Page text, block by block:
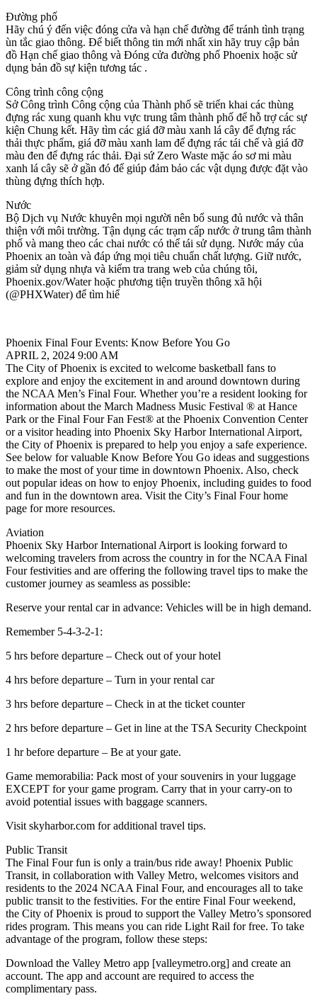
Đường phố
Hãy chú ý đến việc đóng cửa và hạn chế đường để tránh tình trạng
ùn tắc giao thông. Để biết thông tin mới nhất xin hãy truy cập bản
đồ Hạn chế giao thông và Đóng cửa đường phố Phoenix hoặc sử
dụng bản đồ sự kiện tương tác .
Công trình công cộng
Sở Công trình Công cộng của Thành phố sẽ triển khai các thùng
đựng rác xung quanh khu vực trung tâm thành phố để hỗ trợ các sự
kiện Chung kết. Hãy tìm các giá đỡ màu xanh lá cây để đựng rác
thải thực phẩm, giá đỡ màu xanh lam để đựng rác tái chế và giá đỡ
màu đen để đựng rác thải. Đại sứ Zero Waste mặc áo sơ mi màu
xanh lá cây sẽ ở gần đó để giúp đảm bảo các vật dụng được đặt vào
thùng đựng thích hợp.
Nước
Bộ Dịch vụ Nước khuyên mọi người nên bổ sung đủ nước và thân
thiện với môi trường. Tận dụng các trạm cấp nước ở trung tâm thành
phố và mang theo các chai nước có thể tái sử dụng. Nước máy của
Phoenix an toàn và đáp ứng mọi tiêu chuẩn chất lượng. Giữ nước,
giảm sử dụng nhựa và kiểm tra trang web của chúng tôi,
Phoenix.gov/Water hoặc phương tiện truyền thông xã hội
(@PHXWater) để tìm hiể
Phoenix Final Four Events: Know Before You Go
APRIL 2, 2024 9:00 AM
​The City of Phoenix is excited to welcome basketball fans to
explore and enjoy the excitement in and around downtown during
the NCAA Men’s Final Four. Whether you’re a resident looking for
information about the March Madness Music Festival ® at Hance
Park or the Final Four Fan Fest® at the Phoenix Convention Center
or a visitor heading into Phoenix Sky Harbor International Airport,
the City of Phoenix is prepared to help you enjoy a safe experience.
See below for valuable Know Before You Go ideas and suggestions
to make the most of your time in downtown Phoenix. Also, check
out popular ideas on how to enjoy Phoenix, including guides to food
and fun in the downtown area. Visit the City’s Final Four home
page​ for more​​​ resources.
Aviation​
Phoenix Sky Harbor International Airport is looking forward to
welcoming travelers from across the country in for the NCAA Final
Four festivities and are offering the following travel tips to make the
customer journey as seamless as possible:
Reserve your rental car in advance: Vehicles will be in high demand.
Remember 5-4-3-2-1:
5 hrs before departure – Check out of your hotel
4 hrs before departure – Turn in your rental car
3 hrs before departure – Check in at the ticket counter
2 hrs before departure – Get in line at the TSA Security Checkpoint
1 hr before departure – Be at your gate.
Game memorabilia: Pack most of your souvenirs in your luggage
EXCEPT for your game program. Carry that in your carry-on to
avoid potential issues with baggage scanners.
Visit skyharbor.com for additional travel tips.
Public Transit
The Final Four fun is only a train/bus ride away! Phoenix Public
Transit, in collaboration with Valley Metro, welcomes visitors and
residents to the 2024 NCAA Final Four, and encourages all to take
public transit to the festivities. For the entire Final Four weekend,
the City of Phoenix is proud to support the Valley Metro’s sponsored
rides program. This means you can ride Light Rail for free. To take
advantage of the program, follow these steps:
Download the Valley Metro app [valleymetro.org] and create an
account. The app and account are required to access the
complimentary pass.